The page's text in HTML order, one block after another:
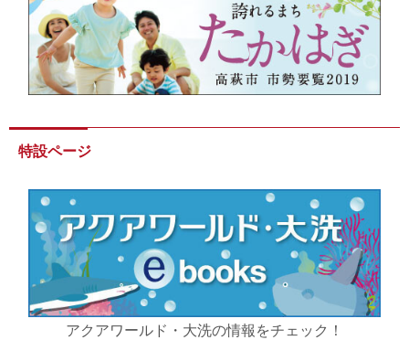
特設ページ
アクアワールド・大洗の情報をチェック！